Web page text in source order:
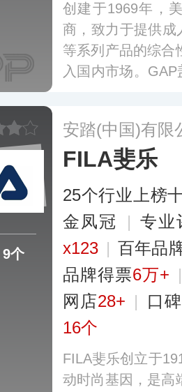
创建于1969年，
商，致力于提供成
等系列产品的综合
入国内市场。
个城市及线上营销
9个
安踏(中国)有限
FILA斐乐
25个行业上榜
金凤冠
| 专
x123 | 百年品
品牌得票6万+
网店28+ |
口
16个
FILA斐乐创立于
动时尚基因，是高